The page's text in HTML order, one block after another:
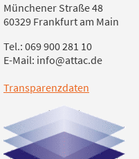
Münchener Straße 48
60329 Frankfurt am Main
Tel.: 069 900 281 10
E-Mail: info@attac.de
Transparenzdaten